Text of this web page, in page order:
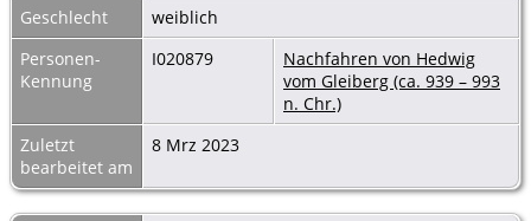
Geschlecht
weiblich
Personen-
Kennung
I020879
Nachfahren von Hedwig
vom Gleiberg (ca. 939 – 993
n. Chr.)
Zuletzt
bearbeitet am
8 Mrz 2023